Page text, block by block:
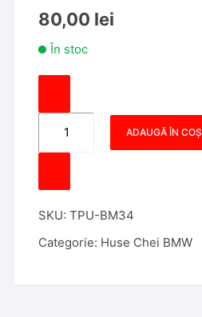
80,00 lei
În stoc
Husa
Cheie
G70,
G09,
ADAUGĂ ÎN COȘ
SKU:TPU-BM34
Categorie: Huse Chei BMW